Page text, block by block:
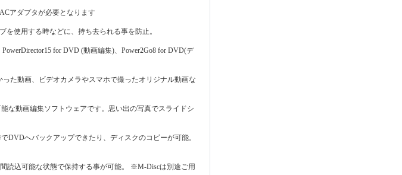
アダプタが必要となります
使用する時などに、持ち去られる事を防止。
for DVD (動画編集)、Power2Go8 for DVD(デ
た動画、ビデオカメラやスマホで撮ったオリジナル動画な
な動画編集ソフトウェアです。思い出の写真でスライドシ
DVDへバックアップできたり、ディスクのコピーが可能。
読込可能な状態で保持する事が可能。 ※M-Discは別途ご用